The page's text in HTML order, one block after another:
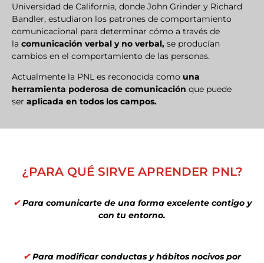
Universidad de California, donde John Grinder y Richard
Bandler, estudiaron los patrones de comportamiento
comunicacional para determinar cómo a través de
la comunicación verbal y no verbal, se producían
cambios en el comportamiento de las personas.
Actualmente la PNL es reconocida como una
herramienta poderosa de comunicación que puede
ser aplicada en todos los campos.
¿PARA QUÉ SIRVE APRENDER PNL?
✔Para comunicarte de una forma excelente contigo y
con tu entorno.
✔Para modificar conductas y hábitos nocivos por